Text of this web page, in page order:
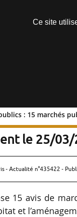
: 15 marchés
: 15
le 25/
- Actualité n°435422 -
15 avis de
et
Ce site